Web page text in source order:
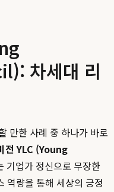
차세대 리
만한 사례 중 하나가 바로
전 YLC (Young
기업가 정신으로 무장한
역량을 통해 세상의 긍정